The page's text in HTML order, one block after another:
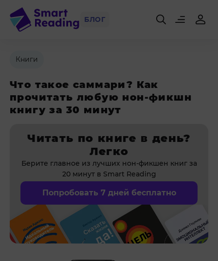
БЛОГ
Книги
Что такое саммари? Как
прочитать любую нон-фикшн
книгу за 30 минут
Читать по книге в день?
Легко
Берите главное из лучших нон-фикшен книг за
20 минут в Smart Reading
Попробовать 7 дней бесплатно